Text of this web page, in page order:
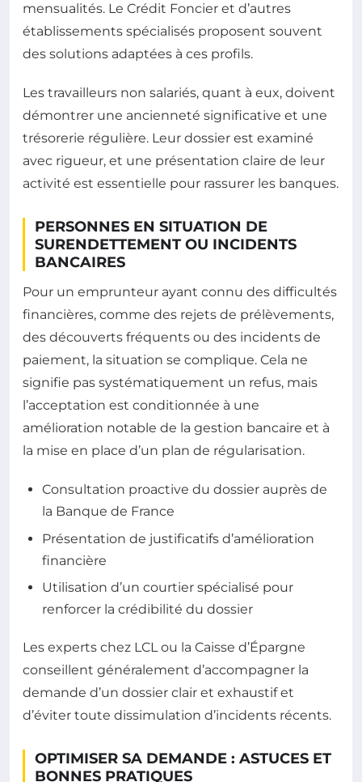
mensualités. Le Crédit Foncier et d’autres
établissements spécialisés proposent souvent
des solutions adaptées à ces profils.
Les travailleurs non salariés, quant à eux, doivent
démontrer une ancienneté significative et une
trésorerie régulière. Leur dossier est examiné
avec rigueur, et une présentation claire de leur
activité est essentielle pour rassurer les banques.
PERSONNES EN SITUATION DE
SURENDETTEMENT OU INCIDENTS
BANCAIRES
Pour un emprunteur ayant connu des difficultés
financières, comme des rejets de prélèvements,
des découverts fréquents ou des incidents de
paiement, la situation se complique. Cela ne
signifie pas systématiquement un refus, mais
l’acceptation est conditionnée à une
amélioration notable de la gestion bancaire et à
la mise en place d’un plan de régularisation.
Consultation proactive du dossier auprès de
la Banque de France
Présentation de justificatifs d’amélioration
financière
Utilisation d’un courtier spécialisé pour
renforcer la crédibilité du dossier
Les experts chez LCL ou la Caisse d’Épargne
conseillent généralement d’accompagner la
demande d’un dossier clair et exhaustif et
d’éviter toute dissimulation d’incidents récents.
OPTIMISER SA DEMANDE : ASTUCES ET
BONNES PRATIQUES